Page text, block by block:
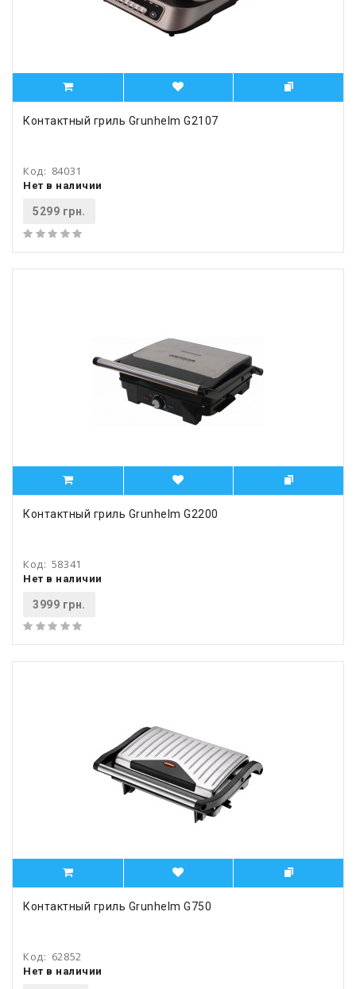
Контактный гриль Grunhelm G2107
Код: 84031
Нет в наличии
5299 грн.
Контактный гриль Grunhelm G2200
Код: 58341
Нет в наличии
3999 грн.
Контактный гриль Grunhelm G750
Код: 62852
Нет в наличии